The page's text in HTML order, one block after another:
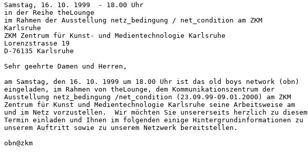
Samstag, 16. 10. 1999  - 18.00 Uhr
in der Reihe theLounge
im Rahmen der Ausstellung netz_bedingung / net_condition am ZKM
Karlsruhe
ZKM Zentrum für Kunst- und Medientechnologie Karlsruhe
Lorenzstrasse 19
D-76135 Karlsruhe
Sehr geehrte Damen und Herren,
am Samstag, den 16. 10. 1999 um 18.00 Uhr ist das old boys network (obn)
eingeladen, im Rahmen von theLounge, dem Kommunikationszentrum der
Ausstellung netz_bedingung /net_condition (23.09.99-09.01.2000) am ZKM
Zentrum für Kunst und Medientechnologie Karlsruhe seine Arbeitsweise am
und im Netz vorzustellen.  Wir möchten Sie unsererseits herzlich zu diesem
Termin einladen und Ihnen im folgenden einige Hintergrundinformationen zu
unserem Auftritt sowie zu unserem Netzwerk bereitstellen.
obn@zkm